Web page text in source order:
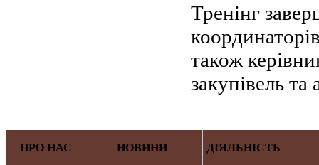
Тренінг
також
закупівель
ПРО НАС
НОВИНИ
ДІЯЛЬНІСТЬ